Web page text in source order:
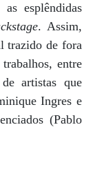
esplêndidas
. Assim,
trazido de fora
entre
artistas que
Ingres e
(Pablo